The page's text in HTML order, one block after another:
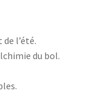
l’été.
du bol.